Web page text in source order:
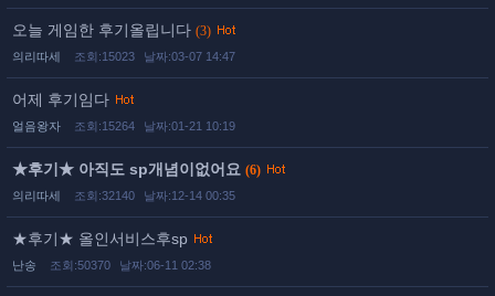
오늘 게임한 후기올립니다 (3)
의리따세 조회:15023 날짜:03-07 14:47
어제 후기임다
얼음왕자 조회:15264 날짜:01-21 10:19
★후기★ 아직도 sp개념이없어요 (6)
의리따세 조회:32140 날짜:12-14 00:35
★후기★ 올인서비스후sp
난송 조회:50370 날짜:06-11 02:38